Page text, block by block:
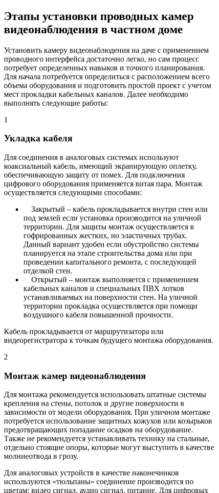
Этапы установки проводных камер
видеонаблюдения в частном доме
Установить камеру видеонаблюдения на даче с применением
проводного интерфейса достаточно легко, но сам процесс
потребует определенных навыков и точного планирования.
Для начала потребуется определиться с расположением всего
объема оборудования и подготовить простой проект с учетом
мест прокладки кабельных каналов. Далее необходимо
выполнять следующие работы:
1
Укладка кабеля
Для соединения в аналоговых системах используют
коаксиальный кабель, имеющий экранирующую оплетку,
обеспечивающую защиту от помех. Для подключения
цифрового оборудования применяется витая пара. Монтаж
осуществляется следующими способами:
Закрытый – кабель прокладывается внутри стен или
под землей если установка производится на уличной
территории. Для защиты монтаж осуществляется в
гофрированных жестких, но эластичных трубах.
Данный вариант удобен если обустройство системы
планируется на этапе строительства дома или при
проведении капитального ремонта, с последующей
отделкой стен.
Открытый – монтаж выполняется с применением
кабельных каналов и специальных ПВХ лотков
устанавливаемых на поверхности стен. На уличной
территории прокладка осуществляется при помощи
воздушного кабеля повышенной прочности.
Кабель прокладывается от маршрутизатора или
видеорегистратора к точкам будущего монтажа оборудования.
2
Монтаж камер видеонаблюдения
Для монтажа рекомендуется использовать штатные системы
крепления на стены, потолок и другие поверхности в
зависимости от модели оборудования. При уличном монтаже
потребуется использование защитных кожухов или козырьков
предотвращающих попадание осадков на оборудование.
Также не рекомендуется устанавливать технику на стальные,
отдельно стоящие опоры, которые могут выступить в качестве
молниеотвода в грозу.
Для аналоговых устройств в качестве наконечников
используются «тюльпаны» соединение производится по
цветам: видео сигнал, аудио сигнал, питание. Для цифровых